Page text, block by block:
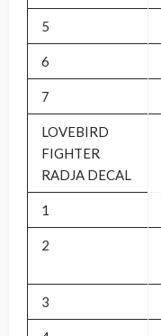
5
6
7
LOVEBIRD
FIGHTER
RADJA DECAL
1
2
3